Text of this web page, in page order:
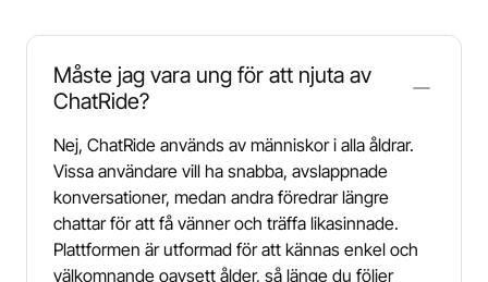
Måste jag vara ung för att njuta av
ChatRide?
Nej, ChatRide används av människor i alla åldrar.
Vissa användare vill ha snabba, avslappnade
konversationer, medan andra föredrar längre
chattar för att få vänner och träffa likasinnade.
Plattformen är utformad för att kännas enkel och
välkomnande oavsett ålder, så länge du följer